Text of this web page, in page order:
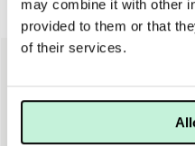
may combine it with other
provided to them or that
of their services.